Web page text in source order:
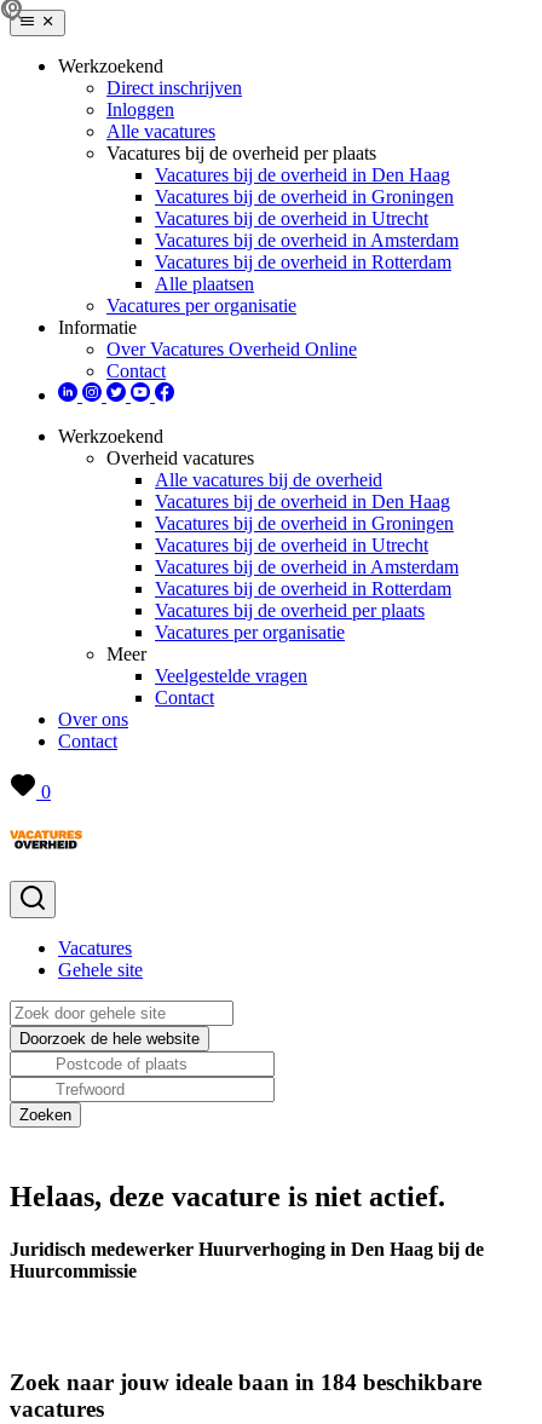
Werkzoekend
Direct inschrijven
Inloggen
Alle vacatures
Vacatures bij de overheid per plaats
Vacatures bij de overheid in Den Haag
Vacatures bij de overheid in Groningen
Vacatures bij de overheid in Utrecht
Vacatures bij de overheid in Amsterdam
Vacatures bij de overheid in Rotterdam
Alle plaatsen
Vacatures per organisatie
Informatie
Over Vacatures Overheid Online
Contact
Werkzoekend
Overheid vacatures
Alle vacatures bij de overheid
Vacatures bij de overheid in Den Haag
Vacatures bij de overheid in Groningen
Vacatures bij de overheid in Utrecht
Vacatures bij de overheid in Amsterdam
Vacatures bij de overheid in Rotterdam
Vacatures bij de overheid per plaats
Vacatures per organisatie
Meer
Veelgestelde vragen
Contact
Over ons
Contact
0
Vacatures
Gehele site
Helaas, deze vacature is niet actief.
Juridisch medewerker Huurverhoging in Den Haag bij de
Huurcommissie
Zoek naar jouw ideale baan in 184 beschikbare
vacatures